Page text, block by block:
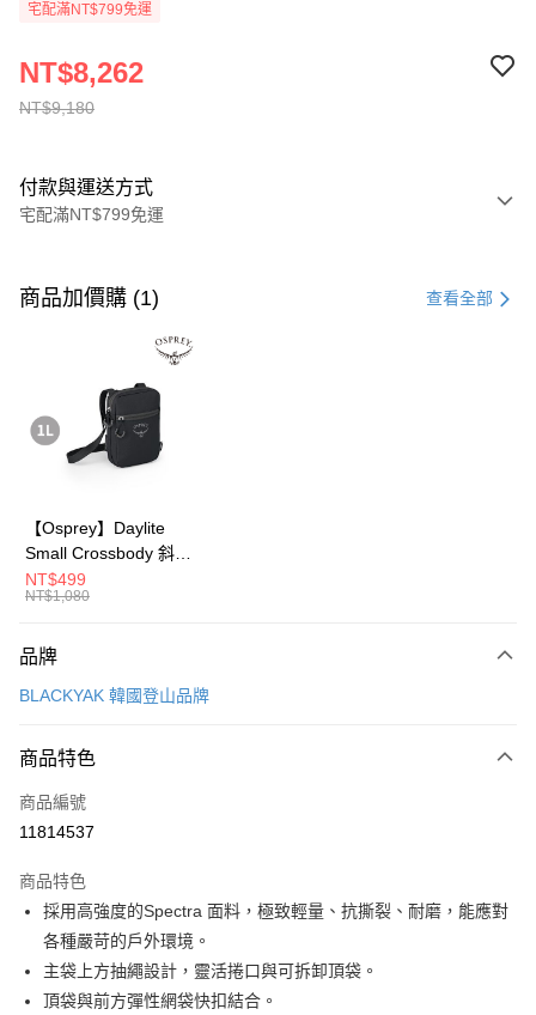
宅配滿NT$799免運
NT$9,180
NT$8,262
付款與運送方式
宅配滿NT$799免運
信用卡一次付款
街口支付
全盈+PAY
大哥付你分期
【大哥付你分期使用說明】
2.付款方式選擇「大哥付你分期」，訂單成立後會自動跳轉到大哥付的交易
成交易。
3.實際核准額度、可分期數及費用金額請依後續交易確認頁面所載為準。
4.訂單成立30分鐘內，如未前往確認交易或遇審核未通過，訂單將自動取
消。如遇「轉專審核」未通過狀況，表示未達大哥付你分期系統評分，恕無
法說明評估內容。
1.分期款項不併入電信帳單，「大哥付你分期」於每月結算日後寄送繳費提
2.透過簡訊連結打開帳單後，可選擇「超商條碼／台灣大直營門市／銀行轉
帳／街口支付／iPASS MONEY」等通路繳費。
【注意事項】
1.本服務係由「台灣大哥大股份有限公司」（以下簡稱本公司）所提供，讓
AFTEE先享後付是「在收到商品之後才付款」的支付方式。 讓您購物簡單
１．簡單：不需註冊會員、不需綁卡、不需儲值。
３．安心：先確認商品／服務後，再付款。
【「AFTEE先享後付」結帳流程】
１．於結帳方式選擇「AFTEE先享後付」後，將跳轉至「AFTEE先享後付」
結帳頁面，進行簡訊認證並確認金額後，即可完成結帳。
２．訂單成立數日內，您將收到繳費通知簡訊。
３．收到繳費通知簡訊後14天內，點擊此簡訊中的連結，可透過四大超商／
ATM／網路銀行／等多元方式進行付款，方視為交易完成。
ATM付款
運送方式
每筆NT$70，滿NT$799(含以上)免運費
商品加價購 (1) 查看全部
【Osprey】Daylite
Small Crossbody 斜背
包(黑色)-隨身包 側背
包 斜肩
0006088
NT$499
NT$1,080
品牌
BLACKYAK 韓國登山品牌
商品特色
商品編號
11814537
商品特色
採用高強度的Spectra 面料，極致輕量、抗撕裂、耐磨，能應對
各種嚴苛的戶外環境。
主袋上方抽繩設計，靈活捲口與可拆卸頂袋。
頂袋與前方彈性網袋快扣結合。